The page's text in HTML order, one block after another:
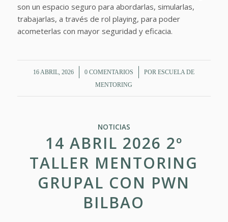
son un espacio seguro para abordarlas, simularlas,
trabajarlas, a través de rol playing, para poder
acometerlas con mayor seguridad y eficacia.
16 ABRIL, 2026
/ 0 COMENTARIOS
/ PORESCUELA DE
MENTORING
NOTICIAS
14 ABRIL 2026 2º
TALLER MENTORING
GRUPAL CON PWN
BILBAO